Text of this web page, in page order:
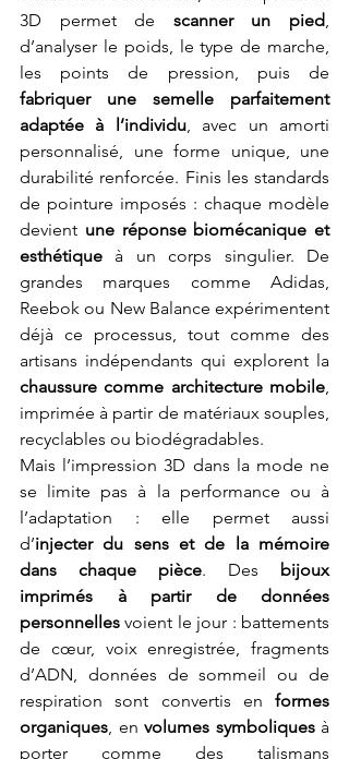
3D permet de scanner un pied
d’analyser le poids, le type de marche,
fabriquer une semelle parfaitement
adaptée à l’individu, avec un amorti
personnalisé, une forme unique, une
durabilité renforcée. Finis les standards
de pointure imposés : chaque modèle
devient une réponse biomécanique et
esthétique à un corps singulier. De
grandes marques comme Adidas,
Reebok ou New Balance expérimentent
déjà ce processus, tout comme des
chaussure comme architecture mobile
imprimée à partir de matériaux souples,
recyclables ou biodégradables.
Mais l’impression 3D dans la mode ne
se limite pas à la performance ou à
l’adaptation : elle permet aussi
d’injecter du sens et de la mémoire
dans chaque pièce. Des bijoux
imprimés à partir de données
personnelles voient le jour : battements
de cœur, voix enregistrée, fragments
d’ADN, données de sommeil ou de
respiration sont convertis en formes
organiques , en volumes symboliques à
porter comme des talismans